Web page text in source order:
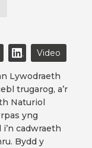
Video
Lywodraeth
trugarog, a’r
Naturiol
yng
cadwraeth
Bydd y